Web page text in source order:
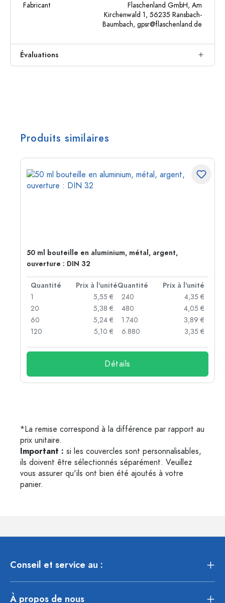
Fabricant
Flaschenland GmbH, Am
Kirchenwald 1, 56235 Ransbach-
Baumbach, gpsr@flaschenland.de
Évaluations
Produits similaires
50 ml bouteille en aluminium, métal, argent,
ouverture : DIN 32
Quantité Prix à l'unitéQuantité
Prix à l'unité
1
5,55 €
20
5,38 €
60
5,24 €
120
5,10 €
240
4,35 €
480
4,05 €
1.740
3,89 €
6.880
3,35 €
Détails
*La remise correspond à la différence par rapport au
prix unitaire.
Important : si les couvercles sont personnalisables,
ils doivent être sélectionnés séparément. Veuillez
vous assurer qu'ils ont bien été ajoutés à votre
panier.
Conseil et service au :
À propos de nous